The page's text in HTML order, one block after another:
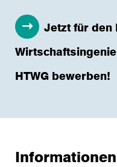
Jetzt für den
HTWG bewerben!